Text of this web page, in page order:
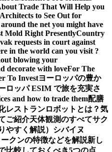
Trade That Will Help you
to See Out for
the net you might have
Mold Right PresentlyCountry
requests in court against
in the world can you visit ?
blowing your
decorate with loveFor The
To Investヨーロッパの豊か
ロッパ ESIM で旅を充実さ
and how to trade them配膳
レストランロボットとは？気
ご紹介天体観測のすべてサク
やすく解説） シバイヌ
クンの特徴などを解説新し
比較しておくべき5つの点